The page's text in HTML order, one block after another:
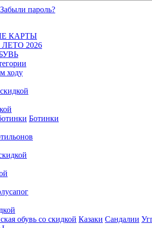
Забыли пароль?
КАРТЫ
2026
ходу
Ботинки
обувь со скидкой Казаки Сандалии